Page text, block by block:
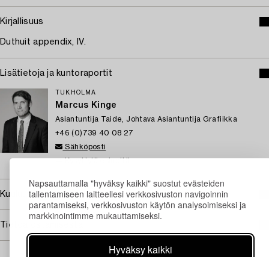
Napsauttamalla "hyväksy kaikki" suostut evästeiden
tallentamiseen laitteellesi verkkosivuston navigoinnin
parantamiseksi, verkkosivuston käytön analysoimiseksi ja
markkinointimme mukauttamiseksi.
Hyväksy kaikki
Kirjallisuus
Duthuit appendix, IV.
Lisätietoja ja kuntoraportit
TUKHOLMA
Marcus Kinge
Asiantuntija Taide, Johtava Asiantuntija Grafiikka
+46 (0)739 40 08 27
Sähköposti
→ Kysyttyjä esineitä
Kuuluu jälleenmyyntikorvauksen piiriin
Tietoa ostamisesta